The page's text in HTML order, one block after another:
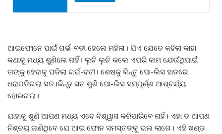
ଆଇଫୋନେ ପାଇଁ ଗର୍ଭ-ବତୀ ହେଲେ ମହିଳା। ଯିଏ ଯେତେ କହିଲା କାହା
କଥାକୁ ମଧ୍ୟ ଶୁଣିଲେ ନାହିଁ। ଲୁଚି ଲୁଚି କଲେ ଏପରି କାମ ଯେଉଁଥିପାଇଁ
ତାଙ୍କୁ ହେବାକୁ ପଡିଲା ଗର୍ଭ-ବତୀ। ଶେଷକୁ କିନ୍ତୁ ପୋ-ଲିସ ହାତରେ
ଧରାପଡିଗଲା ସତ।କିନ୍ତୁ ସତ ଶୁଣି ପୋ-ଲିସ ସମ୍ପୂର୍ଣ୍ଣ ଆଶ୍ଚର୍ଯ୍ୟ
ହୋଇଗଲା।
ଯାହାକୁ ଶୁଣି ଆପଣ ମଧ୍ୟ ଏବେ ବିଶ୍ୱାସ କରିପାରିବେ ନାହିଁ। ଏହା ତ ଆପଣ
ନିଶ୍ଚୟ ଜାଣିଥିବେ ଯେ ଆଇ ଫୋନ ସମସ୍ତଙ୍କୁ ଭଲ ଲାଗେ। ଏହି ଖଣ୍ଡ